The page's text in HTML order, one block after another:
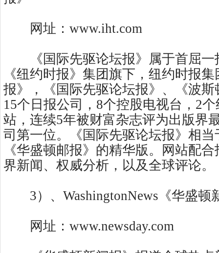
网址：www.iht.com
《国际先驱论坛报》属于首屈一
《纽约时报》集团旗下，纽约时报
报》，《国际先驱论坛报》、《波
15个日报公司，8个控股电视台，2
站，连续5年被财富杂志评为出版界
司第一位。《国际先驱论坛报》相
《华盛顿邮报》的精华版。网站配
界新闻、权威分析，以及全球评论。
3）、WashingtonNews《华盛顿
网址：www.newsday.com